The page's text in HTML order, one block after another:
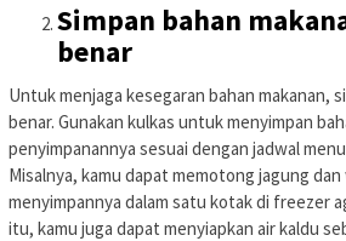
Simpan bahan
benar
Untuk menjaga kesegaran bahan makanan,
benar. Gunakan kulkas untuk menyimpan
penyimpanannya sesuai dengan jadwal
Misalnya, kamu dapat memotong jagung
menyimpannya dalam satu kotak di freezer
itu, kamu juga dapat menyiapkan air kaldu